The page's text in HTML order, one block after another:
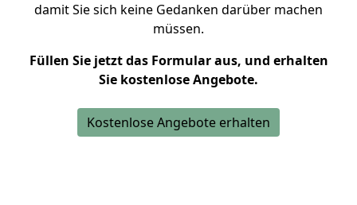
damit Sie sich keine Gedanken darüber machen
müssen.
Füllen Sie jetzt das Formular aus, und erhalten
Sie kostenlose Angebote.
Kostenlose Angebote erhalten